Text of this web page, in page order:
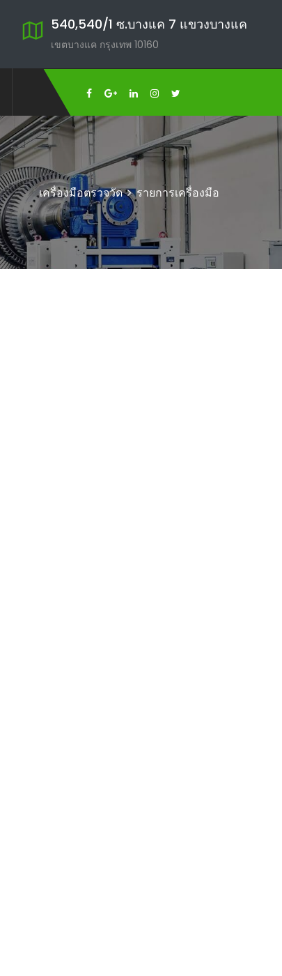
540,540/1 ซ.บางแค 7 แขวงบางแค
เขตบางแค กรุงเทพ 10160
เครื่องมือตรวจวัด รายการเครื่องมือ